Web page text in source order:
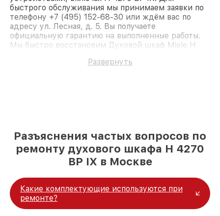
быстрого обслуживания мы принимаем заявки по
телефону +7 (495) 152-68-30 или ждём вас по
адресу ул. Лесная, д. 5. Вы получаете
официальную гарантию на выполненные работы.
Мы быстро восстановим Духовой шкаф Miele H
Развернуть
Разъяснения частых вопросов по
ремонту духового шкафа H 4270
BP IX в Москве
Какие комплектующие используются при
ремонте?